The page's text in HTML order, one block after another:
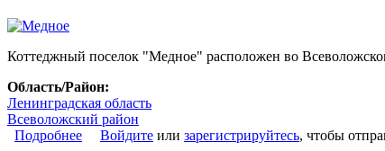
Коттеджный поселок "Медное" расположен во
Область/Район:
Ленинградская область
Всеволожский район
Подробнее о Коттеджный поселок «Медное»
Войдите или зарегистрируйтесь, чтобы